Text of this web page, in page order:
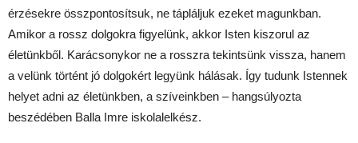
érzésekre összpontosítsuk, ne tápláljuk ezeket magunkban.
Amikor a rossz dolgokra figyelünk, akkor Isten kiszorul az
életünkből. Karácsonykor ne a rosszra tekintsünk vissza, hanem
a velünk történt jó dolgokért legyünk hálásak. Így tudunk Istennek
helyet adni az életünkben, a szíveinkben – hangsúlyozta
beszédében Balla Imre iskolalelkész.